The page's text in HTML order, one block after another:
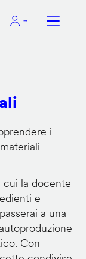
i
cui la docente
e
a una
Con